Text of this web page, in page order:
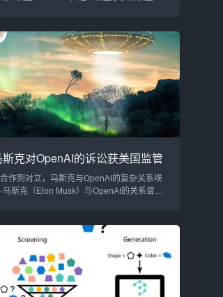
4o和其他顶级AI的性能。最令人振奋的
Phi-4不仅开源，而且支持MIT许可证下的
用途，给广大开发者和企业带来了巨大的
。Phi-4的惊人表现：超越GPT-4o，强悍实
容小觑自从去年12月12日首次展示...
斯克对OpenAI的诉讼获美国监管
构支持，AI领域反垄断之战升级
作到对立，马斯克与OpenAI的复杂关系埃
马斯克（Elon Musk）与OpenAI的关系曾是
技术的社会化应用。然而，近年来，OpenAI
资本化和商业化方向上的转变，让马斯克逐
变成了其最大的批评者。近日，美国司法部
联邦贸易委员会（FTC）宣布支持马斯克对
的诉讼，认为董事会重叠可能对市场